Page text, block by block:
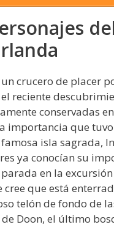
crucero de placer
reciente
conservadas
importancia que
isla sagrada,
ya conocían su
en la
que está
telón de fondo de
Doon, el último